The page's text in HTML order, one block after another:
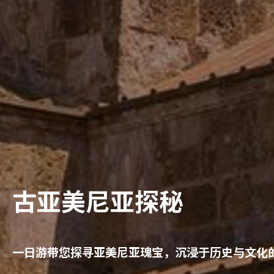
古亚美尼亚探秘
一日游带您探寻亚美尼亚瑰宝，沉浸于历史与文化